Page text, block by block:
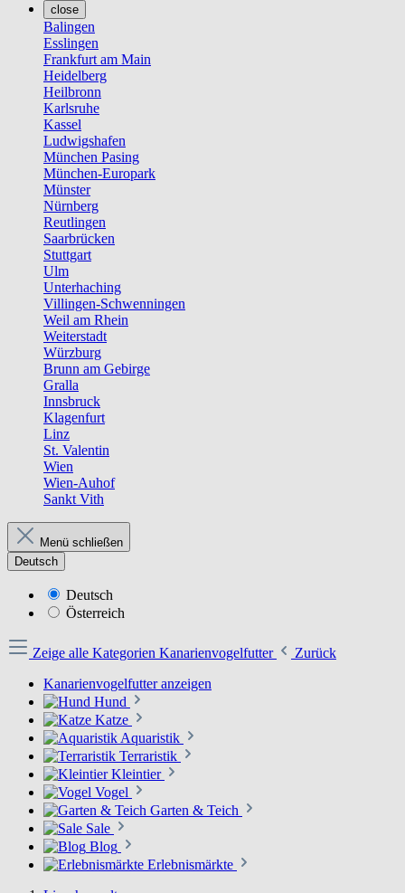
close
Balingen
Esslingen
Frankfurt am Main
Heidelberg
Heilbronn
Karlsruhe
Kassel
Ludwigshafen
München Pasing
München-Europark
Münster
Nürnberg
Reutlingen
Saarbrücken
Stuttgart
Ulm
Unterhaching
Villingen-Schwenningen
Weil am Rhein
Weiterstadt
Würzburg
Brunn am Gebirge
Gralla
Innsbruck
Klagenfurt
Linz
St. Valentin
Wien
Wien-Auhof
Sankt Vith
Menü schließen
Deutsch
Deutsch
Österreich
Zeige alle Kategorien Kanarienvogelfutter
Zurück
Kanarienvogelfutter anzeigen
Hund
Katze
Aquaristik
Terraristik
Kleintier
Vogel
Garten & Teich
Sale
Blog
Erlebnismärkte